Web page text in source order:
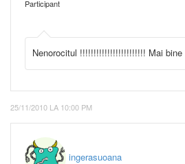
Participant
Nenorocitul !!!!!!!!!!!!!!!!!!!!!!!! Mai bine
25/11/2010 LA 10:00 PM
ingerasuoana